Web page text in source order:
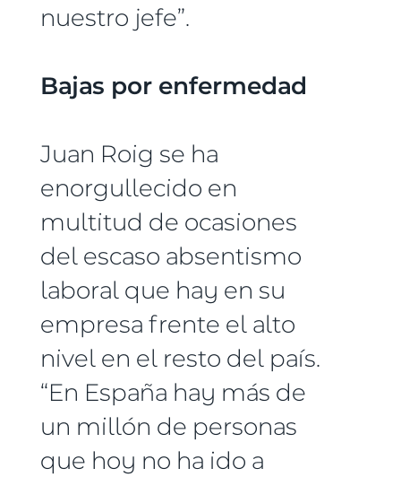
nuestro jefe”.
Bajas por enfermedad
Juan Roig se ha
enorgullecido en
multitud de ocasiones
del escaso absentismo
laboral que hay en su
empresa frente el alto
nivel en el resto del país.
“En España hay más de
un millón de personas
que hoy no ha ido a